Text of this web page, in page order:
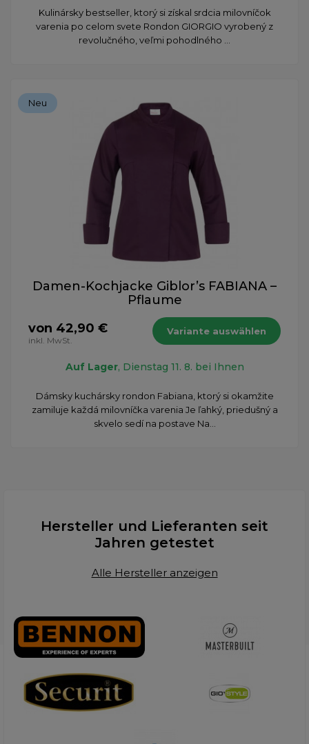
Kulinársky bestseller, ktorý si získal srdcia milovníčok
varenia po celom svete Rondon GIORGIO vyrobený z
revolučného, veľmi pohodlného ...
Neu
Damen-Kochjacke Giblor’s FABIANA –
Pflaume
von 42,90 €
inkl. MwSt.
Variante auswählen
Auf Lager, Dienstag 11. 8. bei Ihnen
​Dámsky kuchársky rondon Fabiana, ktorý si okamžite
zamiluje každá milovníčka varenia Je ľahký, priedušný a
skvelo sedí na postave Na...
Hersteller und Lieferanten seit
Jahren getestet
Alle Hersteller anzeigen